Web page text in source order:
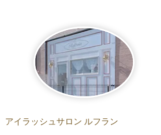
アイラッシュサロン ルフラン